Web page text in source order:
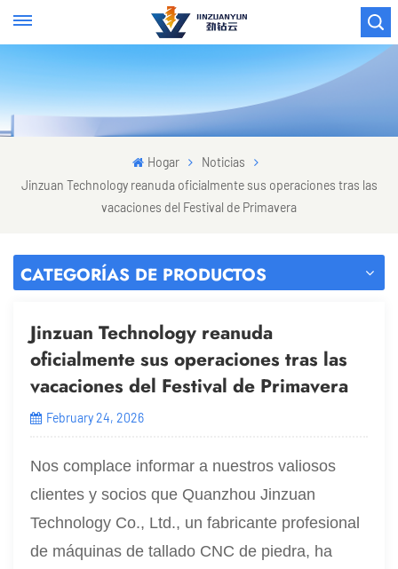
Hogar
Noticias
Jinzuan Technology reanuda oficialmente sus operaciones tras las
vacaciones del Festival de Primavera
CATEGORÍAS DE PRODUCTOS
Jinzuan Technology reanuda
oficialmente sus operaciones tras las
vacaciones del Festival de Primavera
February 24, 2026
Nos complace informar a nuestros valiosos
clientes y socios que Quanzhou Jinzuan
Technology Co., Ltd., un fabricante profesional
de máquinas de tallado CNC de piedra, ha